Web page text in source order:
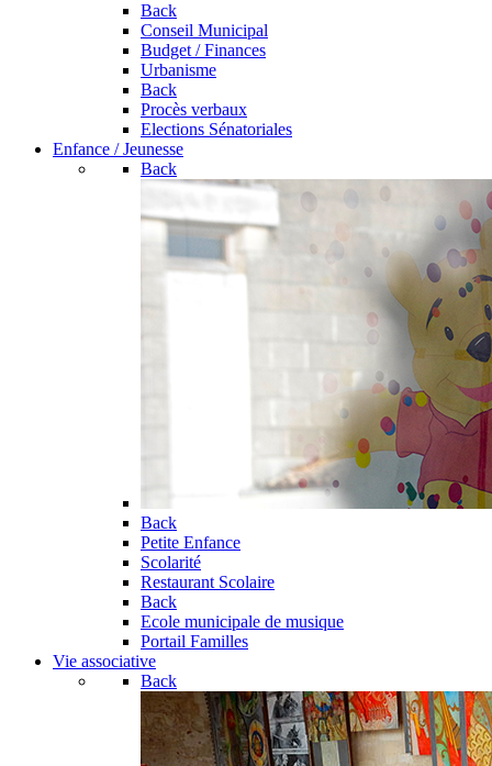
Back
Conseil Municipal
Budget / Finances
Urbanisme
Back
Procès verbaux
Elections Sénatoriales
Enfance / Jeunesse
Back
Back
Petite Enfance
Scolarité
Restaurant Scolaire
Back
Ecole municipale de musique
Portail Familles
Vie associative
Back